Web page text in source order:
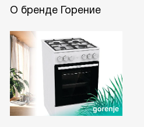
О бренде Горение